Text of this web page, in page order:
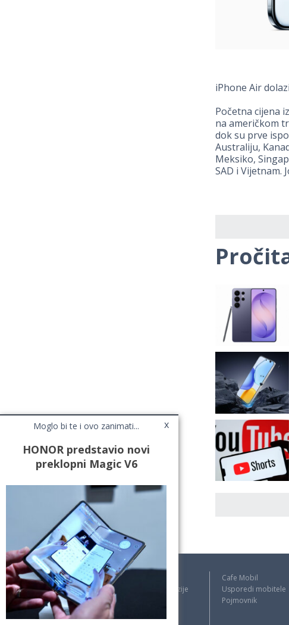
iPhone Air
Početna cijena
na američkom
dok su prve
Australiju,
Meksiko,
SAD i Vijetnam.
Moglo bi te i ovo zanimati... x
HONOR predstavio novi
preklopni Magic V6
Testovi / Recenzije
Cafe Mobil
Usporedi mobitele
Pojmovnik